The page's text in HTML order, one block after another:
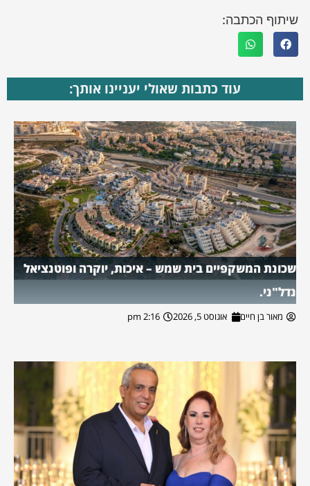
שיתוף הכתבה:
עוד כתבות שאולי יעניינו אותך:
שכונת המשקפיים בית שמש – איכות, יוקרה ופוטנציאל
נדל"ני.
מאור בן חיים אוגוסט 5, 2026 2:16 pm